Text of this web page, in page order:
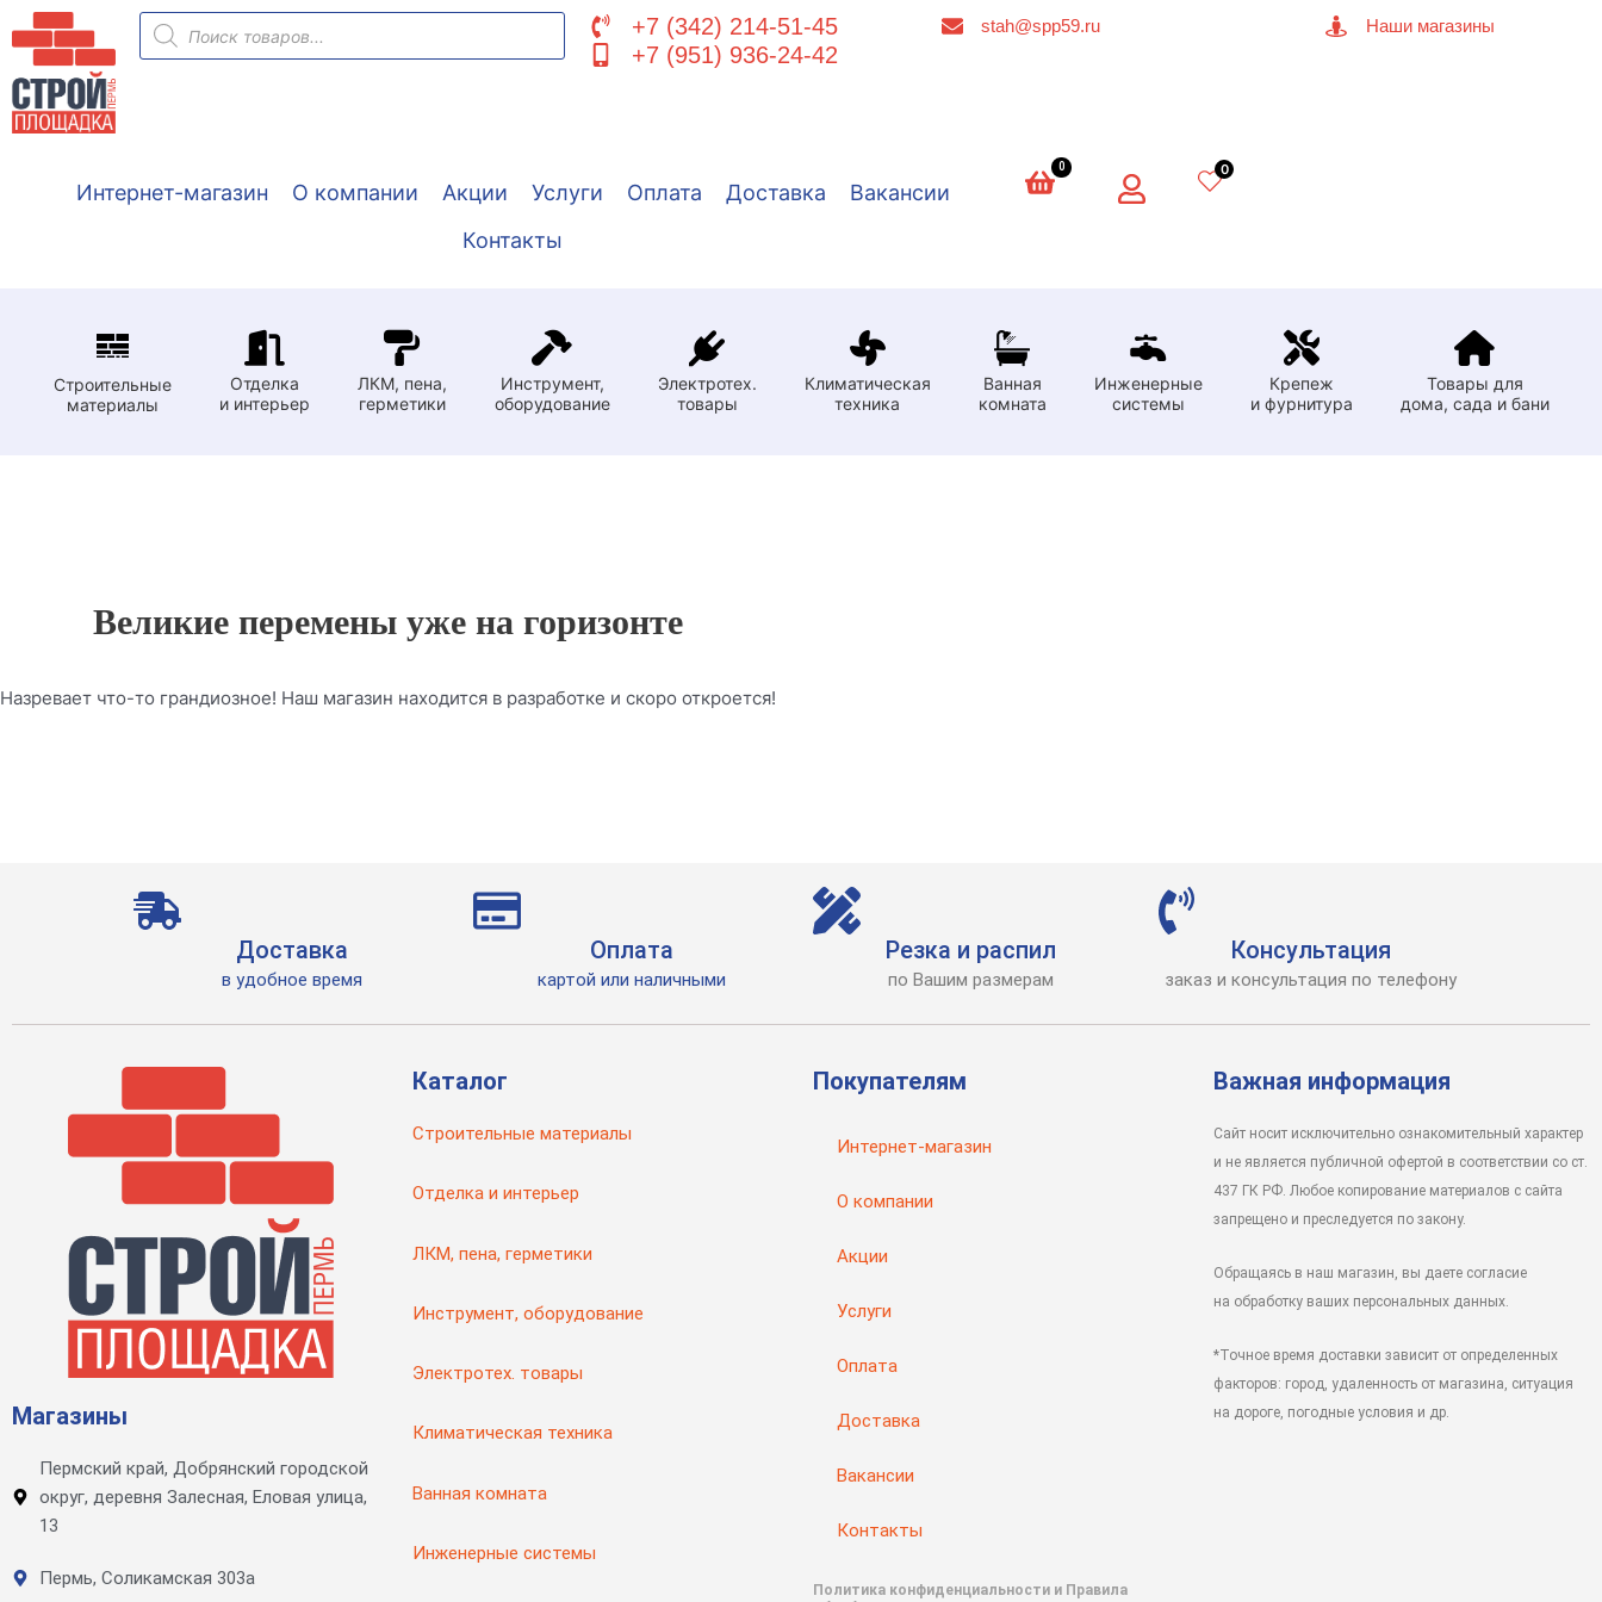
Перейти
содержимому
Поиск
товаров
+7 (342) 214-51-45
+7 (951) 936-24-42
stah@spp59.ru Наши магазины
Интернет-магазин О компании Акции Услуги Оплата Доставка
Вакансии
Контакты
0 0
Строительные
материалы
Отделка
и интерьер
ЛКМ, пена,
герметики
Инструмент,
оборудование
Электротех.
товары
Климатическая
техника
Ванная
комната
Инженерные
системы
Крепеж
и фурнитура
Товары для
дома, сада и бани
Великие перемены уже на горизонте
Назревает что-то грандиозное! Наш магазин находится в разработке и скоро откроется!
Доставка
в удобное время
Оплата
картой или наличными
Резка и распил
по Вашим размерам
Консультация
заказ и консультация по телефону
Магазины
Пермский край, Добрянский городской
округ, деревня Залесная, Еловая улица,
13
Пермь, Соликамская 303а
Каталог
Строительные материалы
Отделка и интерьер
ЛКМ, пена, герметики
Инструмент, оборудование
Электротех. товары
Климатическая техника
Ванная комната
Инженерные системы
Покупателям
Интернет-магазин
О компании
Акции
Услуги
Оплата
Доставка
Вакансии
Контакты
Политика конфиденциальности и Правила
Важная информация
Сайт носит исключительно ознакомительный характер
и не является публичной офертой в соответствии со ст.
437 ГК РФ. Любое копирование материалов с сайта
запрещено и преследуется по закону.
Обращаясь в наш магазин, вы даете согласие
на обработку ваших персональных данных.
*Точное время доставки зависит от определенных
факторов: город, удаленность от магазина, ситуация
на дороге, погодные условия и др.